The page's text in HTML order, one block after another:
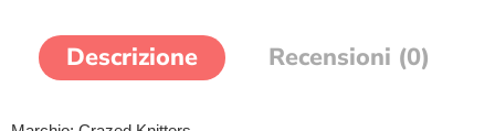
Descrizione Recensioni (0)